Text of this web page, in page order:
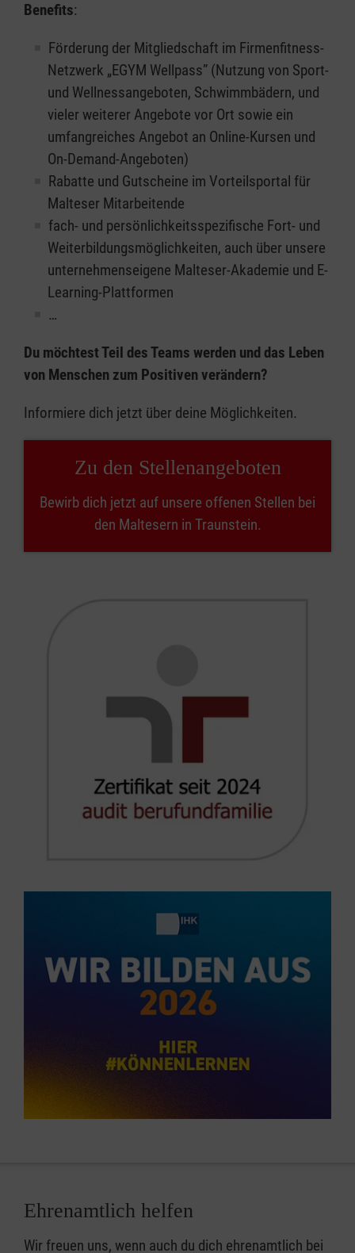
Benefits:
Förderung der Mitgliedschaft im Firmenfitness-
Netzwerk „EGYM Wellpass” (Nutzung von Sport-
und Wellnessangeboten, Schwimmbädern, und
vieler weiterer Angebote vor Ort sowie ein
umfangreiches Angebot an Online-Kursen und
On-Demand-Angeboten)
Rabatte und Gutscheine im Vorteilsportal für
Malteser Mitarbeitende
fach- und persönlichkeitsspezifische Fort- und
Weiterbildungsmöglichkeiten, auch über unsere
unternehmenseigene Malteser-Akademie und E-
Learning-Plattformen
…
Du möchtest Teil des Teams werden und das Leben
von Menschen zum Positiven verändern?
Informiere dich jetzt über deine Möglichkeiten.
Zu den Stellenangeboten
Bewirb dich jetzt auf unsere offenen Stellen bei
den Maltesern in Traunstein.
Ehrenamtlich helfen
Wir freuen uns, wenn auch du dich ehrenamtlich bei